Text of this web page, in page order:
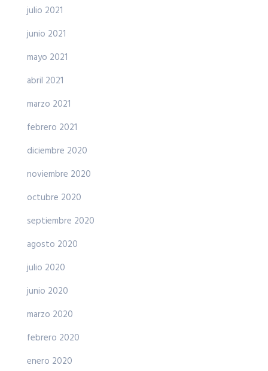
julio 2021
junio 2021
mayo 2021
abril 2021
marzo 2021
febrero 2021
diciembre 2020
noviembre 2020
octubre 2020
septiembre 2020
agosto 2020
julio 2020
junio 2020
marzo 2020
febrero 2020
enero 2020